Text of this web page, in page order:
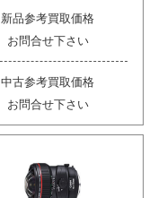
新品参考買取価格
お問合せ下さい
中古参考買取価格
お問合せ下さい